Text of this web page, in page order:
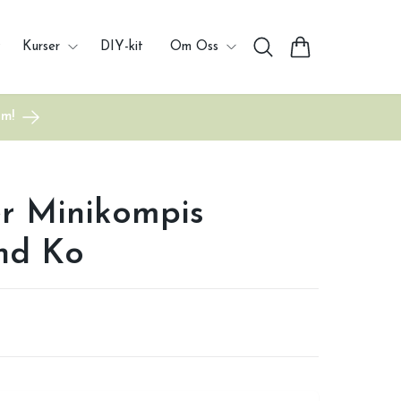
Kurser DIY-kit Om Oss
Minikompis
Ko